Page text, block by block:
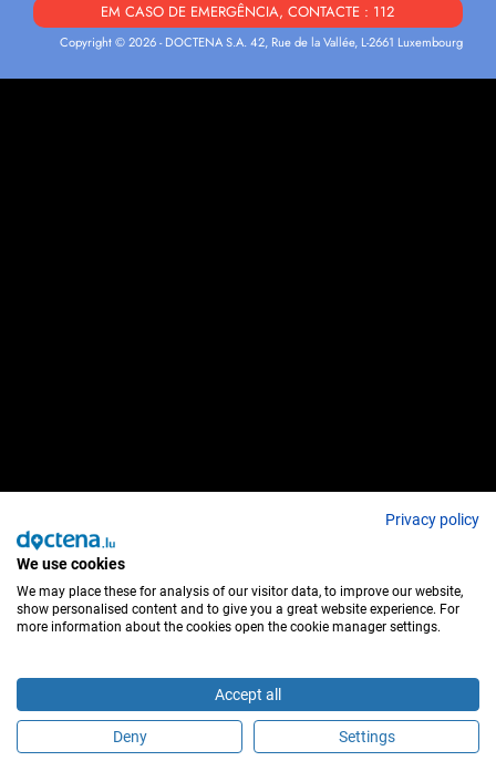
É este profissional de saúde?
EM CASO DE EMERGÊNCIA, CONTACTE : 112
Copyright © 2026 - DOCTENA S.A. 42, Rue de la Vallée, L-2661 Luxembourg
Privacy policy
We use cookies
We may place these for analysis of our visitor data, to improve our website,
show personalised content and to give you a great website experience. For
more information about the cookies open the cookie manager settings.
Accept all
Deny Settings